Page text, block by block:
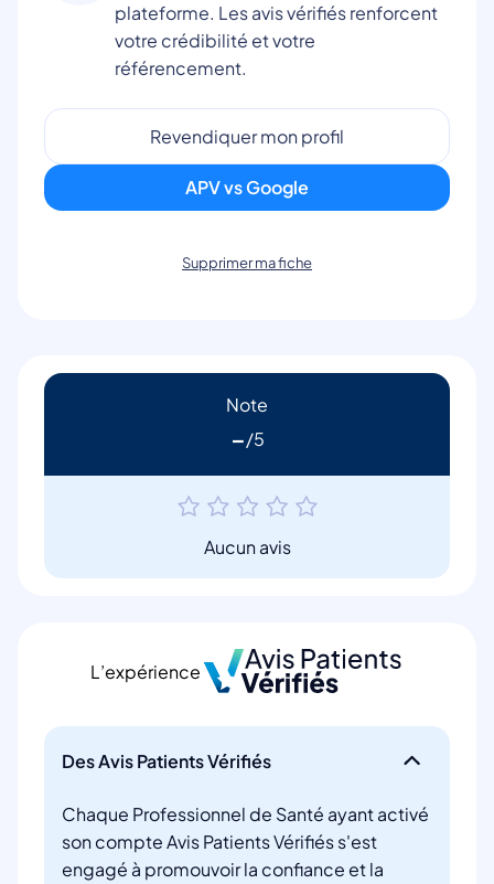
plateforme. Les avis vérifiés renforcent
votre crédibilité et votre
référencement.
Revendiquer mon profil
APV vs Google
Supprimer ma fiche
Note
-
Aucun avis
L’expérience
Des Avis Patients Vérifiés
Chaque Professionnel de Santé ayant activé
son compte Avis Patients Vérifiés s'est
engagé à promouvoir la confiance et la